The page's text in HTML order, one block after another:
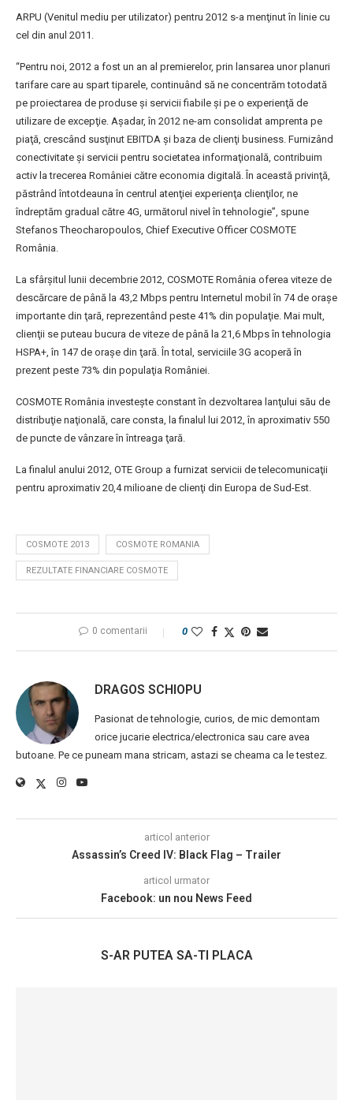
ARPU (Venitul mediu per utilizator) pentru 2012 s-a menţinut în linie cu
cel din anul 2011.
“Pentru noi, 2012 a fost un an al premierelor, prin lansarea unor planuri
tarifare care au spart tiparele, continuând să ne concentrăm totodată
pe proiectarea de produse şi servicii fiabile şi pe o experienţă de
utilizare de excepţie. Aşadar, în 2012 ne-am consolidat amprenta pe
piaţă, crescând susţinut EBITDA şi baza de clienţi business. Furnizând
conectivitate şi servicii pentru societatea informaţională, contribuim
activ la trecerea României către economia digitală. În această privinţă,
păstrând întotdeauna în centrul atenţiei experienţa clienţilor, ne
îndreptăm gradual către 4G, următorul nivel în tehnologie”, spune
Stefanos Theocharopoulos, Chief Executive Officer COSMOTE
România.
La sfârșitul lunii decembrie 2012, COSMOTE România oferea viteze de
descărcare de până la 43,2 Mbps pentru Internetul mobil în 74 de oraşe
importante din ţară, reprezentând peste 41% din populaţie. Mai mult,
clienţii se puteau bucura de viteze de până la 21,6 Mbps în tehnologia
HSPA+, în 147 de oraşe din ţară. În total, serviciile 3G acoperă în
prezent peste 73% din populaţia României.
COSMOTE România investeşte constant în dezvoltarea lanţului său de
distribuţie naţională, care consta, la finalul lui 2012, în aproximativ 550
de puncte de vânzare în întreaga ţară.
La finalul anului 2012, OTE Group a furnizat servicii de telecomunicaţii
pentru aproximativ 20,4 milioane de clienţi din Europa de Sud-Est.
COSMOTE 2013 COSMOTE ROMANIA
REZULTATE FINANCIARE COSMOTE
0 comentarii 0
DRAGOS SCHIOPU
Pasionat de tehnologie, curios, de mic demontam
orice jucarie electrica/electronica sau care avea
butoane. Pe ce puneam mana stricam, astazi se cheama ca le testez.
articol anterior
Assassin’s Creed IV: Black Flag – Trailer
articol urmator
Facebook: un nou News Feed
S-AR PUTEA SA-TI PLACA